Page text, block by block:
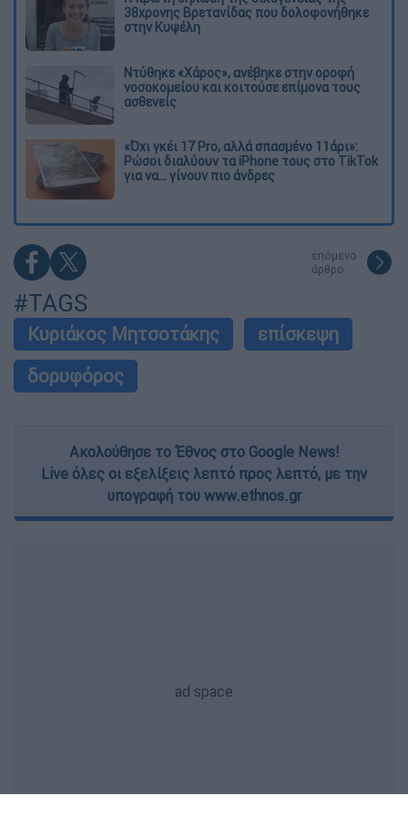
38χρονης Βρετανίδας που δολοφονήθηκε
στην Κυψέλη
Ντύθηκε «Χάρος», ανέβηκε στην οροφή
νοσοκομείου και κοιτούσε επίμονα τους
ασθενείς
«Όχι γκέι 17 Pro, αλλά σπασμένο 11άρι»:
Ρώσοι διαλύουν τα iPhone τους στο TikTok
για να... γίνουν πιο άνδρες
επόμενο
άρθρο
#TAGS
Κυριάκος Μητσοτάκης
επίσκεψη
δορυφόρος
Ακολούθησε το Έθνος στο Google News!
Live όλες οι εξελίξεις λεπτό προς λεπτό, με την
υπογραφή του www.ethnos.gr